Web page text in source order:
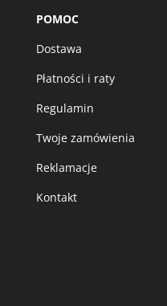
POMOC
Dostawa
Płatności i raty
Regulamin
Twoje zamówienia
Reklamacje
Kontakt